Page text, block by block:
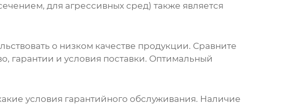
для агрессивных сред) также является
о низком качестве продукции. Сравните
гарантии и условия поставки. Оптимальный
условия гарантийного обслуживания. Наличие